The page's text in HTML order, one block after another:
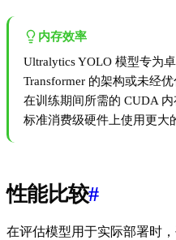
内存效率
Ultralytics YOLO 模型专为
Transformer 的架构或未经
在训练期间所需的 CUDA
标准消费级硬件上使用更大
性能比较#
在评估模型用于实际部署时